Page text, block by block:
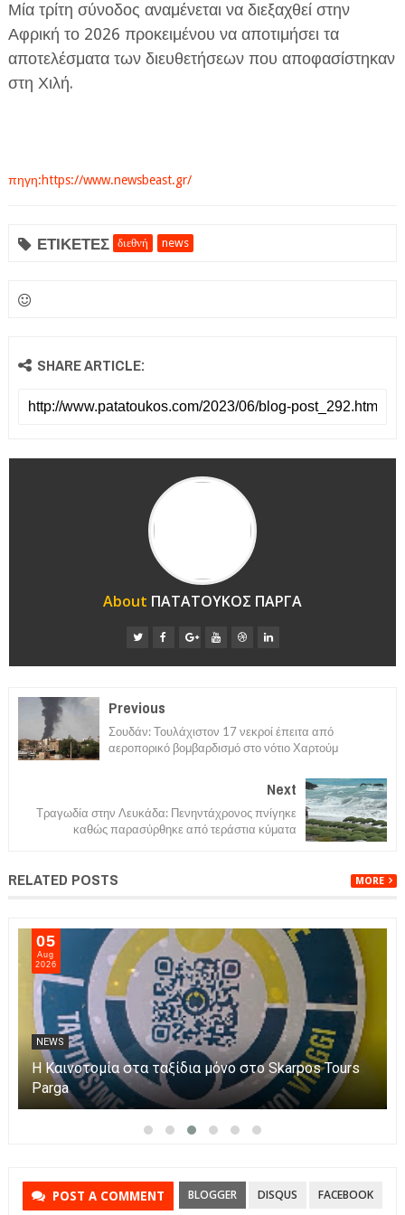
Μία τρίτη σύνοδος αναμένεται να διεξαχθεί στην
Αφρική το 2026 προκειμένου να αποτιμήσει τα
αποτελέσματα των διευθετήσεων που αποφασίστηκαν
στη Χιλή.
πηγη:https://www.newsbeast.gr/
ΕΤΙΚΕΤΕΣ διεθνή news
SHARE ARTICLE:
About ΠΑΤΑΤΟΥΚΟΣ ΠΑΡΓΑ
Previous
Σουδάν: Τουλάχιστον 17 νεκροί έπειτα από
αεροπορικό βομβαρδισμό στο νότιο Χαρτούμ
Next
Τραγωδία στην Λευκάδα: Πενηντάχρονος πνίγηκε
καθώς παρασύρθηκε από τεράστια κύματα
RELATED POSTS MORE
05
Aug
2026
NEWS
Η Καινοτομία στα ταξίδια μόνο στο Skarpos Tours
Parga
POST A COMMENT BLOGGER DISQUS FACEBOOK